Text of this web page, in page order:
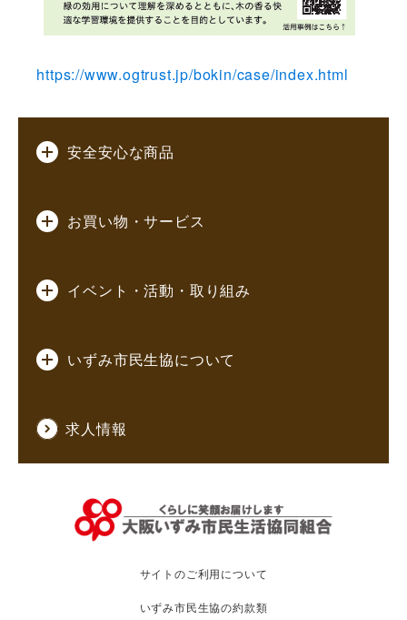
https://www.ogtrust.jp/bokin/case/index.html
安全安心な商品
お買い物・サービス
イベント・活動・取り組み
いずみ市民生協について
求人情報
サイトのご利用について
いずみ市民生協の約款類